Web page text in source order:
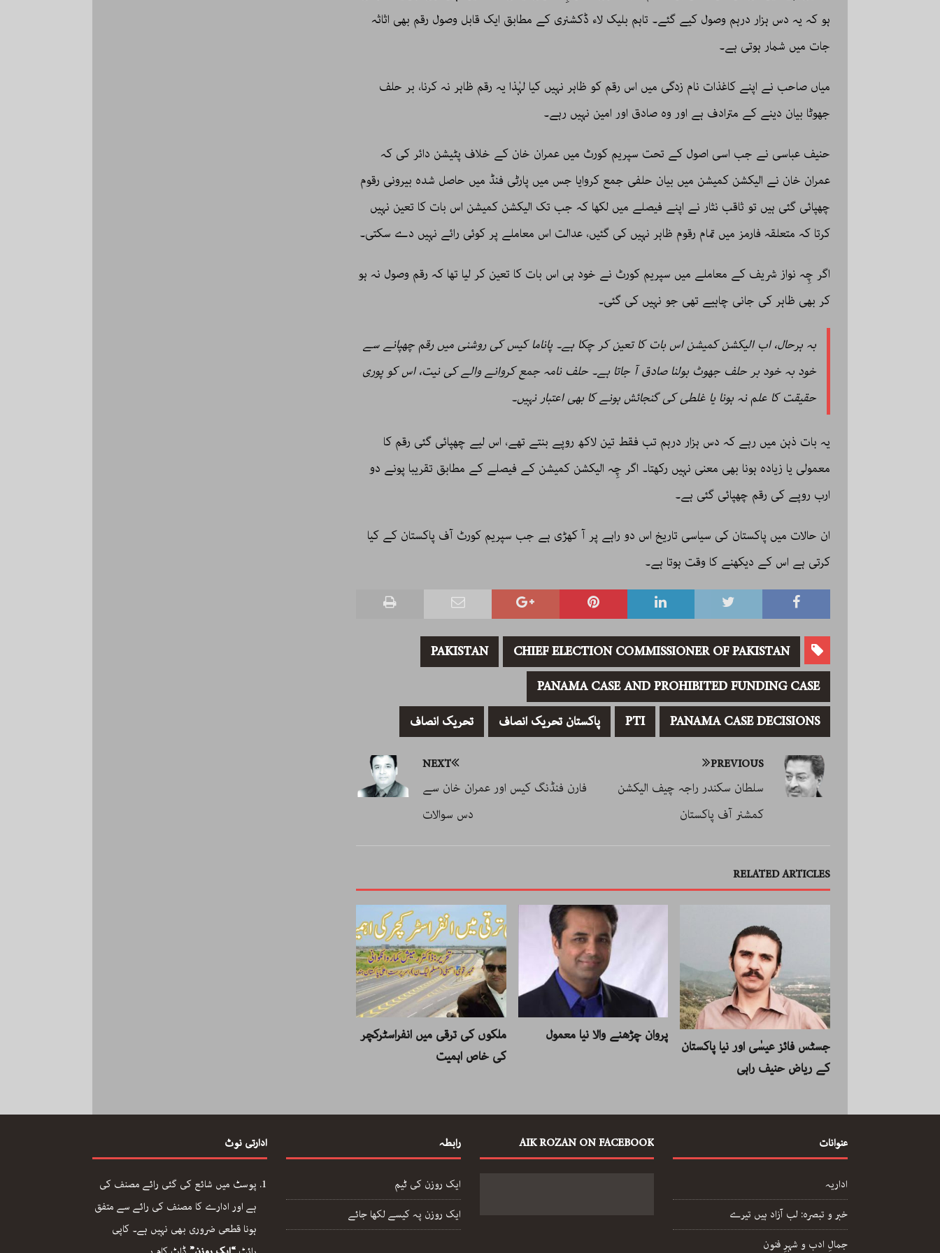
ہو کہ یہ دس ہزار درہم وصول کیے گئے۔ تاہم بلیک لاء ڈکشنری کے مطابق ایک قابل وصول رقم بھی اثاثہ
جات میں شمار ہوتی ہے۔
میاں صاحب نے اپنے کاغذات نام زدگی میں اس رقم کو ظاہر نہیں کیا لہٰذا یہ رقم ظاہر نہ کرنا، بر حلف
جھوٹا بیان دینے کے مترادف ہے اور وہ صادق اور امین نہیں رہے۔
حنیف عباسی نے جب اسی اصول کے تحت سپریم کورٹ میں عمران خان کے خلاف پٹیشن دائر کی کہ
عمران خان نے الیکشن کمیشن میں بیان حلفی جمع کروایا جس میں پارٹی فنڈ میں حاصل شدہ بیرونی رقوم
چھپائی گئی ہیں تو ثاقب نثار نے اپنے فیصلے میں لکھا کہ جب تک الیکشن کمیشن اس بات کا تعین نہیں
کرتا کہ متعلقہ فارمز میں تمام رقوم ظاہر نہیں کی گئیں، عدالت اس معاملے پر کوئی رائے نہیں دے سکتی۔
اگر چِہ نواز شریف کے معاملے میں سپریم کورٹ نے خود ہی اس بات کا تعین کر لیا تھا کہ رقم وصول نہ ہو
کر بھی ظاہر کی جانی چاہیے تھی جو نہیں کی گئی۔
بہ ہرحال، اب الیکشن کمیشن اس بات کا تعین کر چکا ہے۔ پاناما کیس کی روشنی میں رقم چھپانے سے
خود بہ خود بر حلف جھوٹ بولنا صادق آ جاتا ہے۔ حلف نامہ جمع کروانے والے کی نیت، اس کو پوری
حقیقت کا علم نہ ہونا یا غلطی کی گنجائش ہونے کا بھی اعتبار نہیں۔
یہ بات ذہن میں رہے کہ دس ہزار درہم تب فقط تین لاکھ روپے بنتے تھے، اس لیے چھپائی گئی رقم کا
معمولی یا زیادہ ہونا بھی معنی نہیں رکھتا۔ اگر چِہ الیکشن کمیشن کے فیصلے کے مطابق تقریبا پونے دو
ارب روپے کی رقم چھپائی گئی ہے۔
ان حالات میں پاکستان کی سیاسی تاریخ اس دو راہے پر آ کھڑی ہے جب سپریم کورٹ آف پاکستان کے کیا
کرتی ہے اس کے دیکھنے کا وقت ہوتا ہے۔
CHIEF ELECTION COMMISSIONER OF PAKISTAN
PAKISTAN
PANAMA CASE AND PROHIBITED FUNDING CASE
PANAMA CASE DECISIONS
PTI پاکستان تحریک انصاف تحریک انصاف
PREVIOUS
سلطان سکندر راجہ چیف الیکشن
کمشنر آف پاکستان
NEXT
فارن فنڈنگ کیس اور عمران خان سے
دس سوالات
RELATED ARTICLES
جسٹس فائز عیسٰی اور نیا پاکستان
کے ریاض حنیف راہی
پروان چڑھنے والا نیا معمول
ملکوں کی ترقی میں انفراسٹرکچر
کی خاص اہمیت
عنوانات
اداریہ
خبر و تبصرہ: لب آزاد ہیں تیرے
جمالِ ادب و شہرِ فنون
AIK ROZAN ON FACEBOOK رابطہ
ایک روزن کی ٹیم
ایک روزن پہ کیسے لکھا جائے
ادارتی نوٹ
پوسٹ میں شائع کی گئی رائے مصنف کی
ہے اور ادارے کا مصنف کی رائے سے متفق
ہونا قطعی ضروری بھی نہیں ہے۔ کاپی